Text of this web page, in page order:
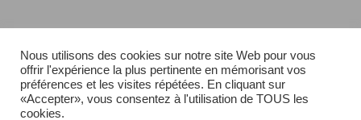
Garantie matériel
Conditions générales de vente
Nous utilisons des cookies sur notre site Web pour vous
offrir l'expérience la plus pertinente en mémorisant vos
préférences et les visites répétées. En cliquant sur
«Accepter», vous consentez à l'utilisation de TOUS les
cookies.